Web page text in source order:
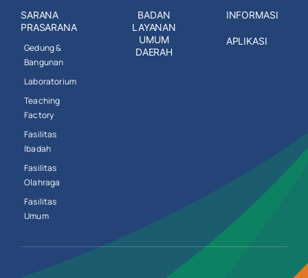
SARANA
PRASARANA
Gedung &
Bangunan
Laboratorium
Teaching
Factory
Fasilitas
Ibadah
Fasilitas
Olahraga
Fasilitas
Umum
BADAN
LAYANAN
UMUM
DAERAH
INFORMASI
APLIKASI